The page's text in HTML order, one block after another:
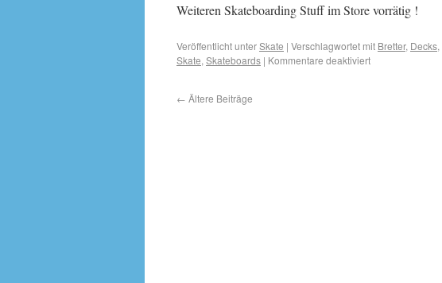
Weiteren Skateboarding Stuff im Store vorrätig !
Veröffentlicht unterSkate | Verschlagwortet mit Bretter, Decks,
Skate, Skateboards | Kommentare deaktiviert
← Ältere Beiträge